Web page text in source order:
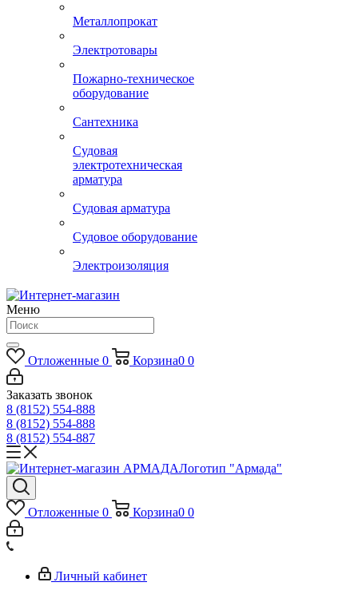
Металлопрокат
Электротовары
Пожарно-техническое
оборудование
Сантехника
Судовая
электротехническая
арматура
Судовая арматура
Судовое оборудование
Электроизоляция
Меню
Отложенные 0 Корзина0 0
Заказать звонок
8 (8152) 554-888
8 (8152) 554-888
8 (8152) 554-887
Логотип "Армада"
Отложенные 0 Корзина0 0
Личный кабинет